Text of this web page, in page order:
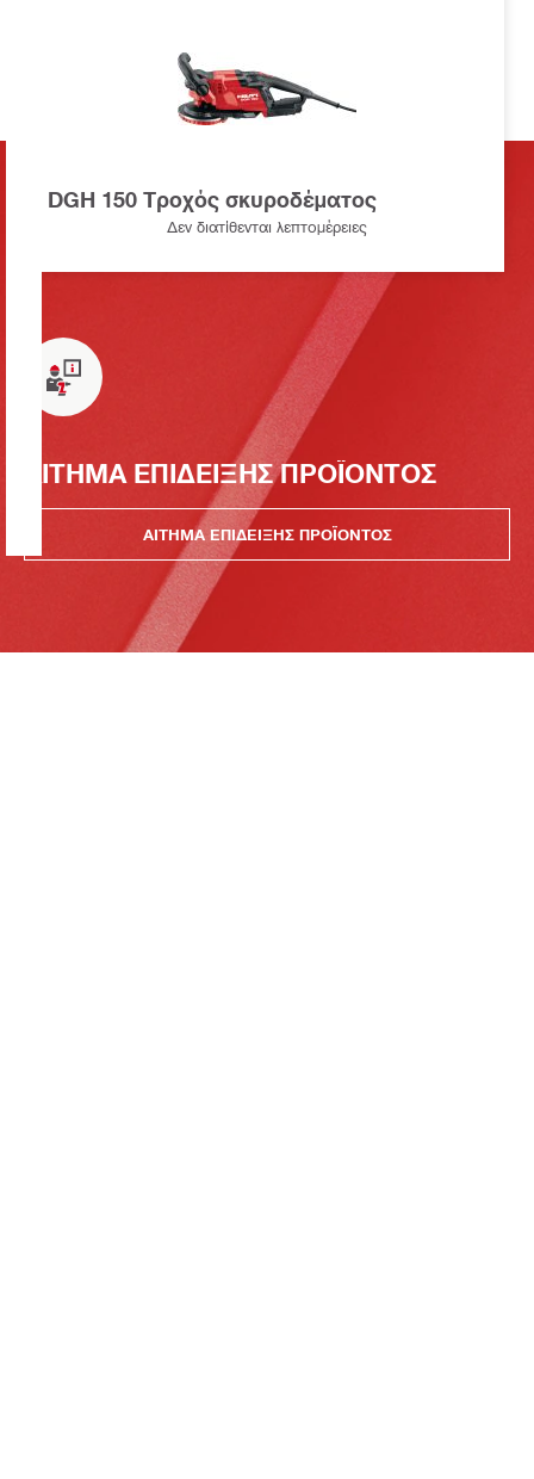
DGH 150 Τροχός σκυροδέματος
Δεν διατίθενται λεπτομέρειες
ΑΙΤΗΜΑ ΕΠΙΔΕΙΞΗΣ ΠΡΟΪΟΝΤΟΣ
ΑΙΤΗΜΑ ΕΠΙΔΕΙΞΗΣ ΠΡΟΪΟΝΤΟΣ